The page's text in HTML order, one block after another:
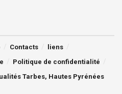
Contacts
liens
Politique de confidentialité
Tarbes, Hautes Pyrénées